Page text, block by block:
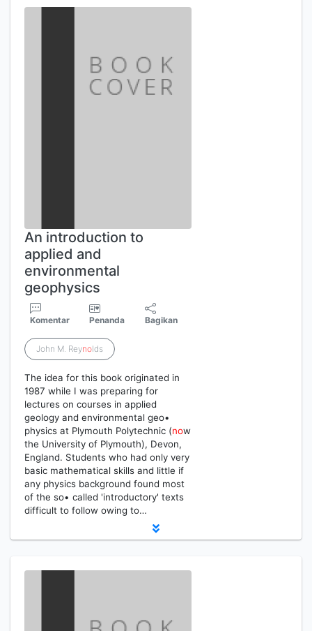
An introduction to
applied and
environmental
geophysics
Komentar Penanda Bagikan
John M. Reynolds
The idea for this book originated in
1987 while I was preparing for
lectures on courses in applied
geology and environmental geo•
physics at Plymouth Polytechnic (now
the University of Plymouth), Devon,
England. Students who had only very
basic mathematical skills and little if
any physics background found most
of the so• called 'introductory' texts
difficult to follow owing to…